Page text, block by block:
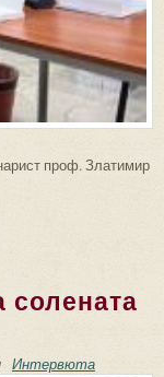
проф. Златимир
взор по пътищата на
солената
Интервюта